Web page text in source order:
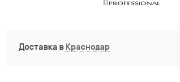
Доставка в Краснодар